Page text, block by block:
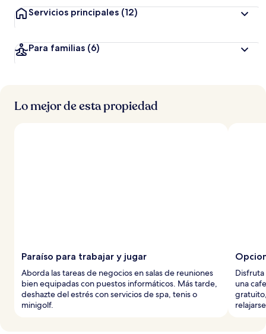
Servicios principales (12)
Para familias (6)
Lo mejor de esta propiedad
Paraíso para trabajar y jugar
Aborda las tareas de negocios en salas de reuniones
bien equipadas con puestos informáticos. Más tarde,
deshazte del estrés con servicios de spa, tenis o
minigolf.
una